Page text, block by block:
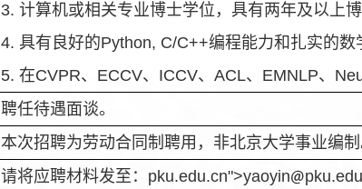
3.计算机或相关专业博士学位，具有两年及以上
4. 具有良好的Python, C/C++编程能力和扎实的数
5.在CVPR、 ECCV、 ICCV、ACL、 EMNLP、
聘任待遇面谈。
本次招聘为劳动合同制聘用，非北京大学事业编制
请将应聘材料发至： pku.edu.cn">yaoyin